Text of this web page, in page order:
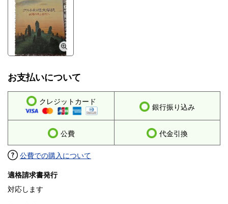
お支払いについて
クレジットカード
銀行振り込み
公費 代金引換
公費での購入について
適格請求書発行
対応します